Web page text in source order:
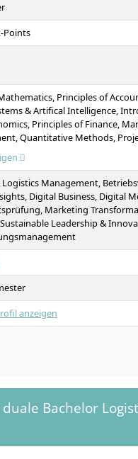
Points
Principles of
& Artifical Intelligence,
Principles of Finance,
Quantitative Methods,
and Inventory
and Operations Research,
Behavior, Transportation
Specialisation / Minor,
Wahlpflichtbereich,
Management,
Digital Business, Digital
Marketing
Leadership &
anzeigen
Bachelor